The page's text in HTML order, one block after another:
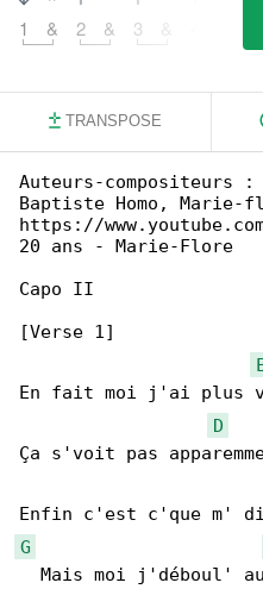
1 & 2 & 3
TRANSPOSE
Auteurs-compositeurs :
Baptiste Homo, Marie-
https://
20 ans - Marie-Flore
Capo II
[Verse 1]
En fait moi j'ai plus
D
Ça s'voit pas
G
Mais moi j'déboul'